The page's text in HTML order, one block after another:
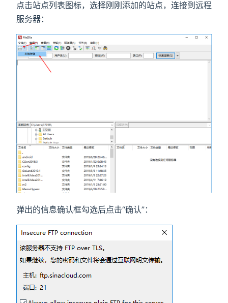
点击站点列表图标，选择刚刚添加的站点，连接到远程
服务器：
弹出的信息确认框勾选后点击“确认”：